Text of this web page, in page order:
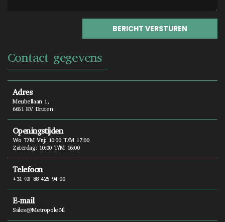
Contact gegevens
Adres
Meubellaan 1,
6651 KV Druten
Openingstijden
Wo T/m Vrij: 10:00 T/m 17:00
Zaterdag: 10:00 T/m 16:00
Telefoon
+31 (0) 88 425 94 00
E-mail
Sales@metropole.nl